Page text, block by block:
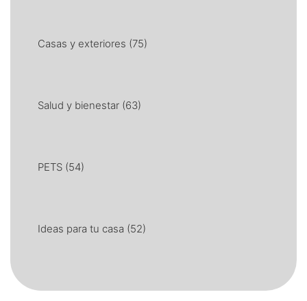
Casas y exteriores (75)
Salud y bienestar (63)
PETS (54)
Ideas para tu casa (52)